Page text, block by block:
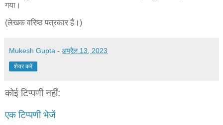
गया।
(लेखक वरिष्ठ पत्रकार हैं।)
Mukesh Gupta - अप्रैल 13, 2023
शेयर करें
कोई टिप्पणी नहीं:
एक टिप्पणी भेजें